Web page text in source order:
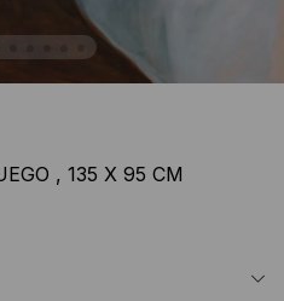
, 135 X 95 CM